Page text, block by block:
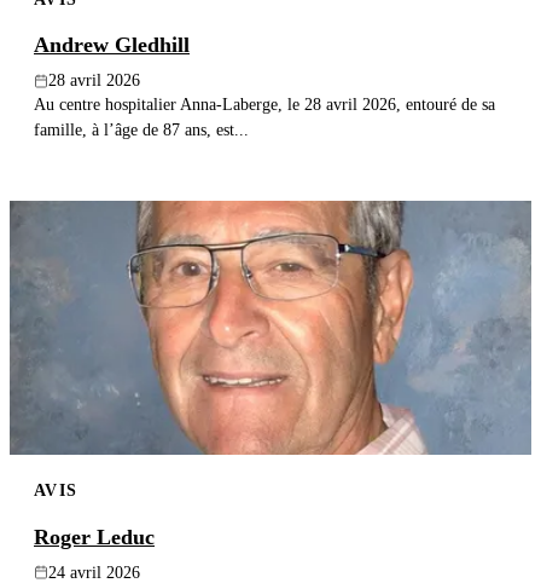
Andrew Gledhill
28 avril 2026
Au centre hospitalier Anna-Laberge, le 28 avril 2026, entouré de sa
famille, à l’âge de 87 ans, est...
AVIS
Roger Leduc
24 avril 2026